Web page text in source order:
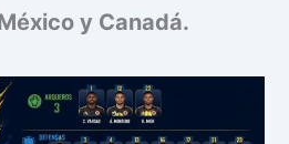
y Canadá.